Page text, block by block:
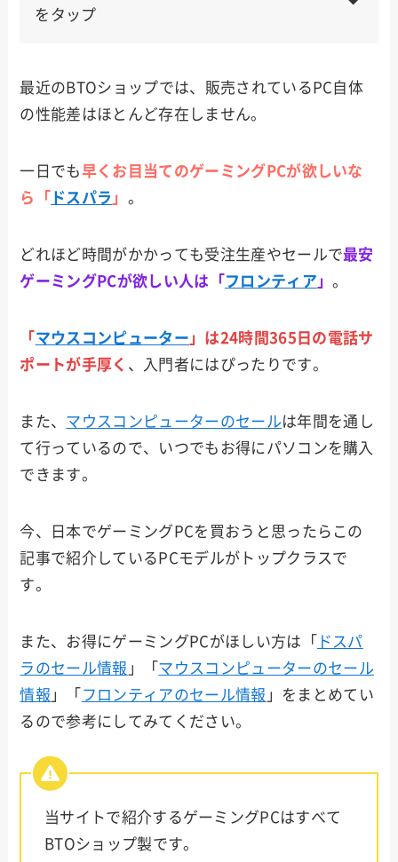
をタップ
カー
値段
速度
ート
勝手
マー
向け
Dell
MSI
NEC
SEVE
N
STOR
M
ark
最近のBTOショップでは、販売されているPC自体
の性能差はほとんど存在しません。
一日でも早くお目当てのゲーミングPCが欲しいな
ら「
ドスパラ 」 。
どれほど時間がかかっても受注生産やセールで最安
ゲーミングPCが欲しい人は「 フロンティア 」 。
「 マウスコンピューター 」は24時間365日の電話サ
ポートが手厚く 、入門者にはぴったりです。
また、 マウスコンピューターのセールは年間を通し
て行っているので、いつでもお得にパソコンを購入
できます。
今、日本でゲーミングPCを買おうと思ったらこの
記事で紹介しているPCモデルがトップクラスで
す。
また、お得にゲーミングPCがほしい方は「 ドスパ
ラのセール情報 」「 マウスコンピューターのセール
情報 」「 フロンティアのセール情報 」をまとめてい
るので参考にしてみてください。
当サイトで紹介するゲーミングPCはすべて
BTOショップ製です。